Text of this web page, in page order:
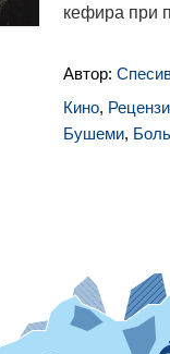
кефира при
Автор:
Кино,
Бушеми,